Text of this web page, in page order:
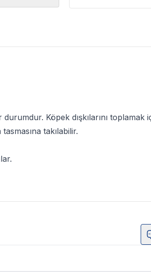
durumdur. Köpek dışkılarını toplamak
takılabilir.